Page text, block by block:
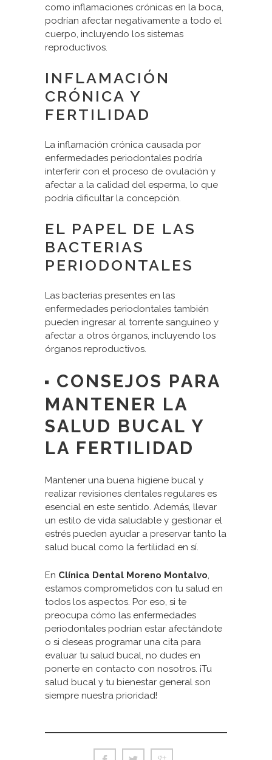
como inflamaciones crónicas en la boca,
podrían afectar negativamente a todo el
cuerpo, incluyendo los sistemas
reproductivos.
INFLAMACIÓN
CRÓNICA Y
FERTILIDAD
La inflamación crónica causada por
enfermedades periodontales podría
interferir con el proceso de ovulación y
afectar a la calidad del esperma, lo que
podría dificultar la concepción.
EL PAPEL DE LAS
BACTERIAS
PERIODONTALES
Las bacterias presentes en las
enfermedades periodontales también
pueden ingresar al torrente sanguíneo y
afectar a otros órganos, incluyendo los
órganos reproductivos.
CONSEJOS PARA
MANTENER LA
SALUD BUCAL Y
LA FERTILIDAD
Mantener una buena higiene bucal y
realizar revisiones dentales regulares es
esencial en este sentido. Además, llevar
un estilo de vida saludable y gestionar el
estrés pueden ayudar a preservar tanto la
salud bucal como la fertilidad en sí.
En Clínica Dental Moreno Montalvo,
estamos comprometidos con tu salud en
todos los aspectos. Por eso, si te
preocupa cómo las enfermedades
periodontales podrían estar afectándote
o si deseas programar una cita para
evaluar tu salud bucal, no dudes en
ponerte en contacto con nosotros. ¡Tu
salud bucal y tu bienestar general son
siempre nuestra prioridad!